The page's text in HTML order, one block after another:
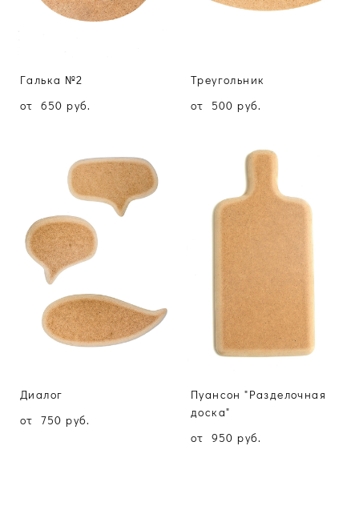
Галька №2
от 650 pуб.
Треугольник
от 500 pуб.
Диалог
от 750 pуб.
Пуансон "Разделочная
доска"
от 950 pуб.